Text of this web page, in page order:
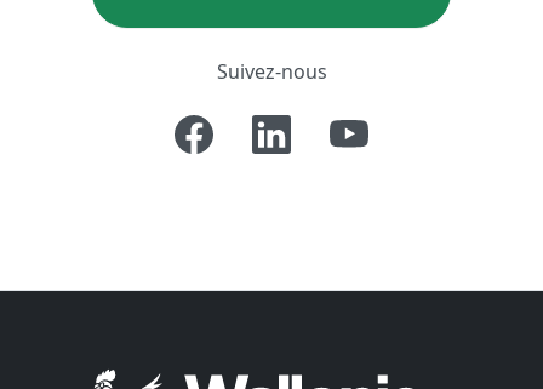
Suivez-nous